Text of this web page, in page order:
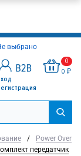
выбрано
0
0 ₽
/
Power Over
передатчик